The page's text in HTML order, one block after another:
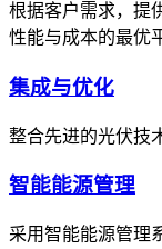
根据客户需求，提
性能与成本的最优
集成与优化
整合先进的光伏技
智能能源管理
采用智能能源管理